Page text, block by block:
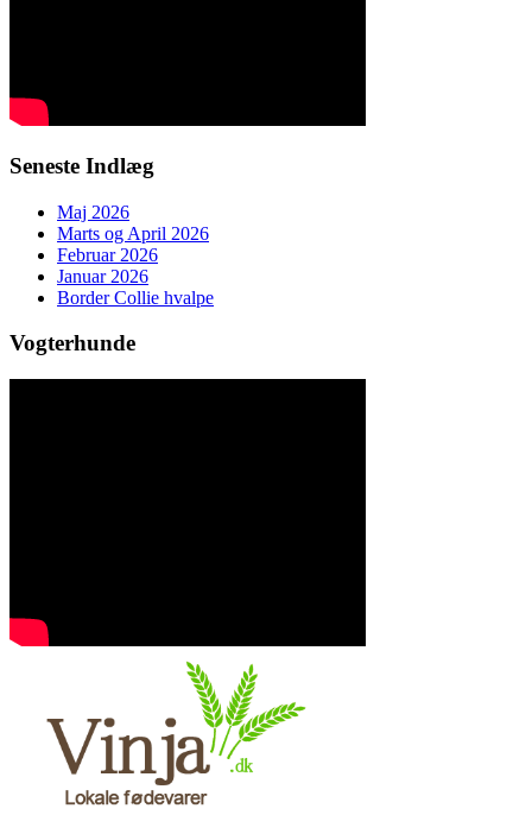
Seneste Indlæg
Maj 2026
Marts og April 2026
Februar 2026
Januar 2026
Border Collie hvalpe
Vogterhunde